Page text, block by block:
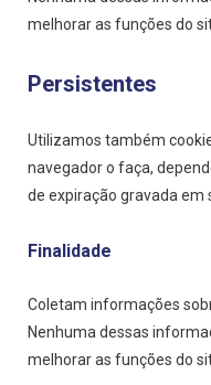
melhorar as funções do
Persistentes
Utilizamos também
navegador o faça,
de expiração gravada em
Finalidade
Coletam informações
Nenhuma dessas
melhorar as funções do